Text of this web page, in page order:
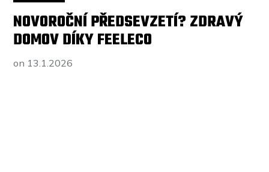
NOVOROČNÍ PŘEDSEVZETÍ? ZDRAVÝ
DOMOV DÍKY FEELECO
on 13.1.2026